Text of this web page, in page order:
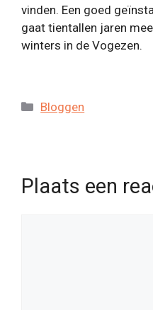
vinden. Een goed
gaat tientallen jaren
winters in de Vogezen.
Categorieën
Bloggen
Plaats een